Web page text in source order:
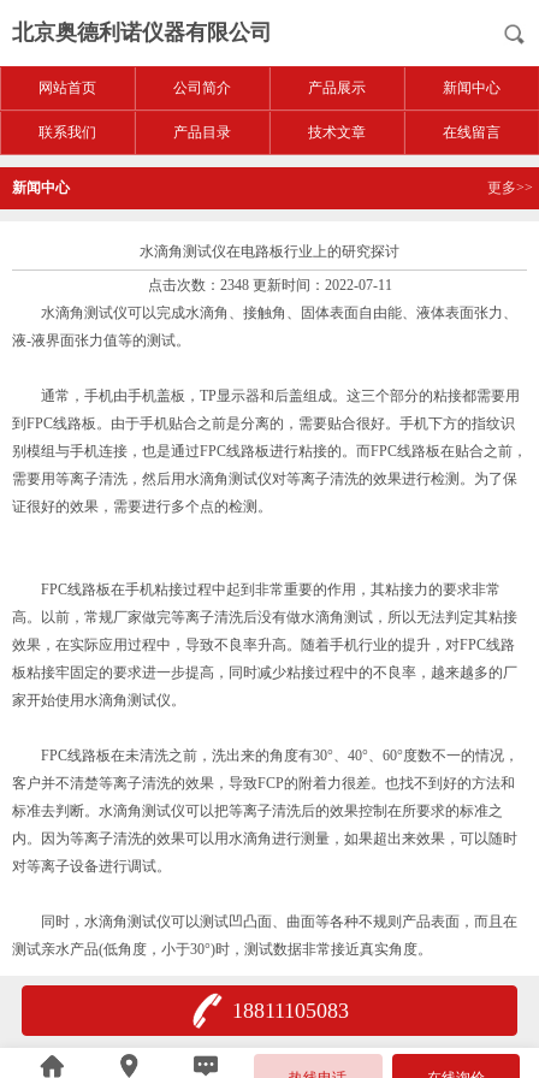
北京奥德利诺仪器有限公司
网站首页 公司简介 产品展示 新闻中心
联系我们 产品目录 技术文章 在线留言
新闻中心 更多>>
水滴角测试仪在电路板行业上的研究探讨
点击次数：2348 更新时间：2022-07-11
水滴角测试仪可以完成水滴角、接触角、固体表面自由能、液体表面张力、
液-液界面张力值等的测试。
通常，手机由手机盖板，TP显示器和后盖组成。这三个部分的粘接都需要用
到FPC线路板。由于手机贴合之前是分离的，需要贴合很好。手机下方的指纹识
别模组与手机连接，也是通过FPC线路板进行粘接的。而FPC线路板在贴合之前，
需要用等离子清洗，然后用水滴角测试仪对等离子清洗的效果进行检测。为了保
证很好的效果，需要进行多个点的检测。
FPC线路板在手机粘接过程中起到非常重要的作用，其粘接力的要求非常
高。以前，常规厂家做完等离子清洗后没有做水滴角测试，所以无法判定其粘接
效果，在实际应用过程中，导致不良率升高。随着手机行业的提升，对FPC线路
板粘接牢固定的要求进一步提高，同时减少粘接过程中的不良率，越来越多的厂
家开始使用水滴角测试仪。
FPC线路板在未清洗之前，洗出来的角度有30°、40°、60°度数不一的情况，
客户并不清楚等离子清洗的效果，导致FCP的附着力很差。也找不到好的方法和
标准去判断。水滴角测试仪可以把等离子清洗后的效果控制在所要求的标准之
内。因为等离子清洗的效果可以用水滴角进行测量，如果超出来效果，可以随时
对等离子设备进行调试。
同时，水滴角测试仪可以测试凹凸面、曲面等各种不规则产品表面，而且在
测试亲水产品(低角度，小于30°)时，测试数据非常接近真实角度。
18811105083